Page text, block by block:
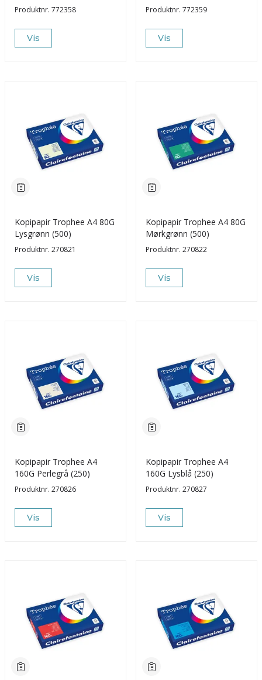
Produktnr. 772358
Vis
Produktnr. 772359
Vis
Kopipapir Trophee A4 80G
Lysgrønn (500)
Produktnr. 270821
Vis
Kopipapir Trophee A4 80G
Mørkgrønn (500)
Produktnr. 270822
Vis
Kopipapir Trophee A4
160G Perlegrå (250)
Produktnr. 270826
Vis
Kopipapir Trophee A4
160G Lysblå (250)
Produktnr. 270827
Vis